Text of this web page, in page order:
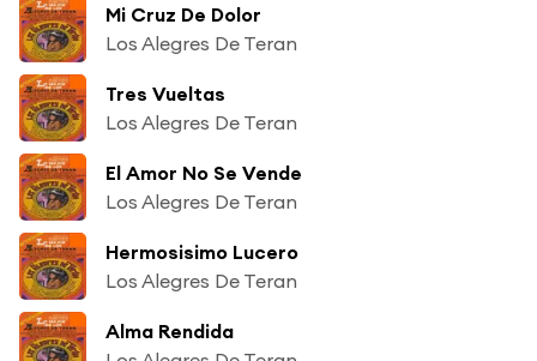
Mi Cruz De Dolor
Los Alegres De Teran
Tres Vueltas
Los Alegres De Teran
El Amor No Se Vende
Los Alegres De Teran
Hermosisimo Lucero
Los Alegres De Teran
Alma Rendida